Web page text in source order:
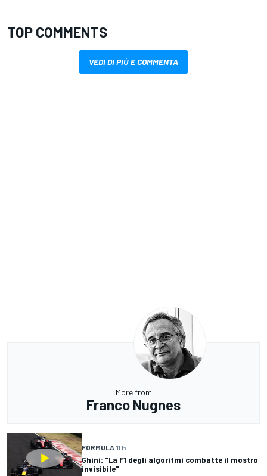
TOP COMMENTS
VEDI DI PIÙ E COMMENTA
More from
Franco Nugnes
FORMULA 11 h
Ghini: "La F1 degli algoritmi combatte il mostro
invisibile"